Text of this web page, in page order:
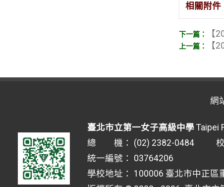
相關附件
【
【
網
臺北市立第一女子高級中學 Taipei
總 機： (02) 2382-0484 校安
統一編號： 03764206
學校地址： 100006 臺北市中正區